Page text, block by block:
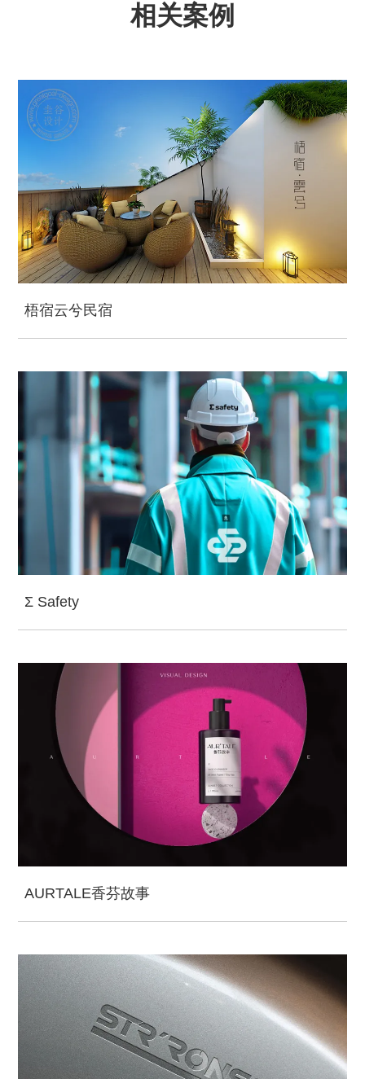
相关案例
梧宿云兮民宿
Σ Safety
AURTALE香芬故事